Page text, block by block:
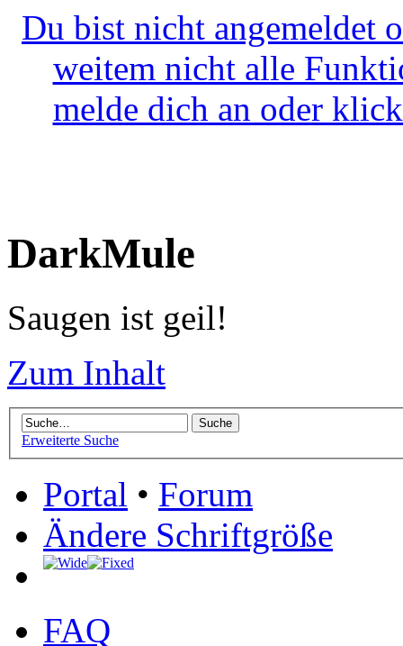
Du bist nicht angemeldet
weitem nicht alle
melde dich an oder
DarkMule
Saugen ist geil!
Zum Inhalt
Erweiterte Suche
Portal • Forum
Ändere Schriftgröße
FAQ